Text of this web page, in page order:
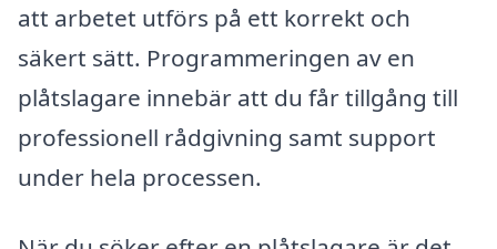
att arbetet utförs på ett korrekt och
säkert sätt. Programmeringen av en
plåtslagare innebär att du får tillgång till
professionell rådgivning samt support
under hela processen.